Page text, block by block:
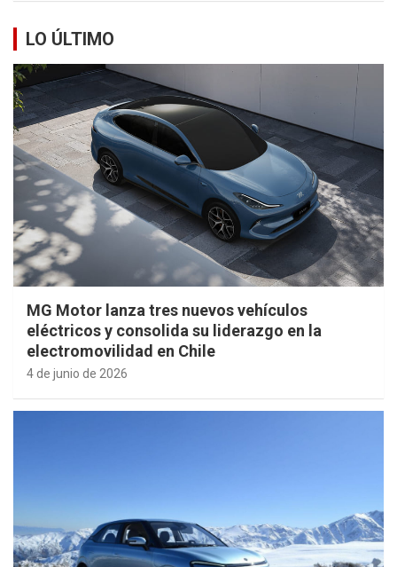
LO ÚLTIMO
MG Motor lanza tres nuevos vehículos
eléctricos y consolida su liderazgo en la
electromovilidad en Chile
4 de junio de 2026